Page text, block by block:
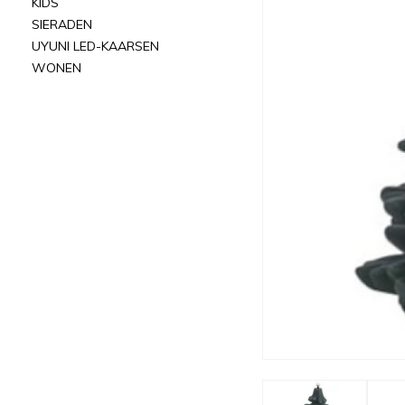
SIERADEN
UYUNI LED-KAARSEN
WONEN